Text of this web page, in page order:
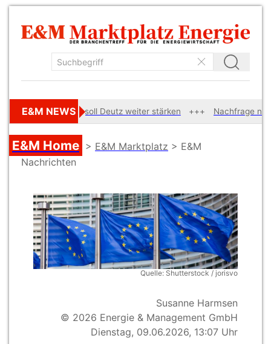
E&M NEWSsoll Deutz weiter stärken Nachfrage nach
E&M Home > E&M Marktplatz > E&M
Nachrichten
Quelle: Shutterstock / jorisvo
Susanne Harmsen
© 2026 Energie & Management GmbH
Dienstag, 09.06.2026, 13:07 Uhr